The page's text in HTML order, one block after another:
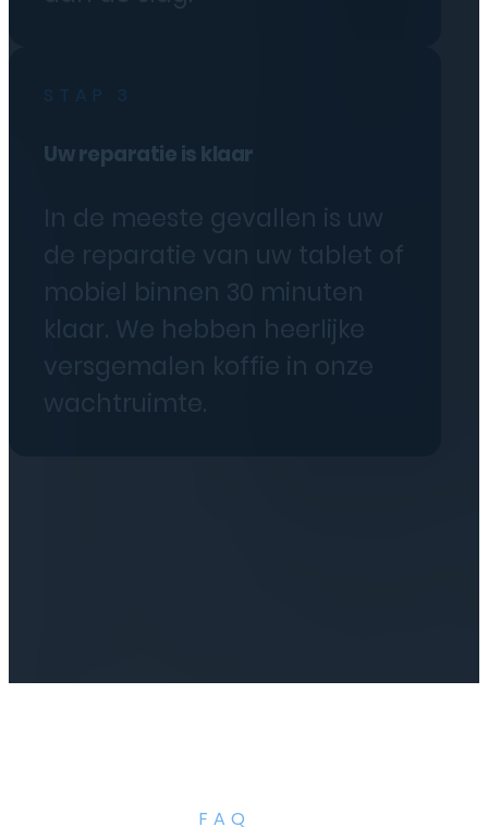
STAP 3
Uw reparatie is klaar
In de meeste gevallen is uw
de reparatie van uw tablet of
mobiel binnen 30 minuten
klaar. We hebben heerlijke
versgemalen koffie in onze
FAQ